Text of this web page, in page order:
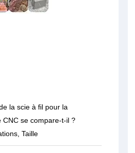
la scie à fil pour la
CNC se compare-t-il ?
Taille